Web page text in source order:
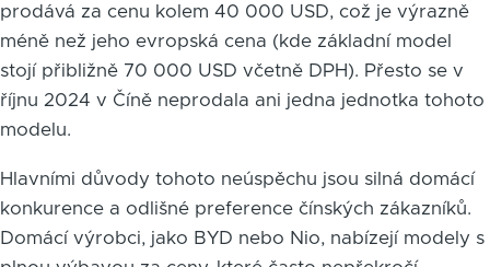
prodává za cenu kolem 40 000 USD, což je výrazně
méně než jeho evropská cena (kde základní model
stojí přibližně 70 000 USD včetně DPH). Přesto se v
říjnu 2024 v Číně neprodala ani jedna jednotka tohoto
modelu.
Hlavními důvody tohoto neúspěchu jsou silná domácí
konkurence a odlišné preference čínských zákazníků.
Domácí výrobci, jako BYD nebo Nio, nabízejí modely s